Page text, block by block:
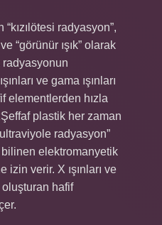
radyasyon”,
“görünür ışık” olarak
ve gama ışınları
elementlerden hızla
plastik her zaman
radyasyon”
bilinen elektromanyetik
verir. X ışınları ve
oluşturan hafif